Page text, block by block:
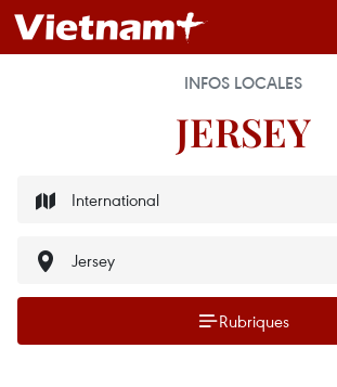
INFOS LOCALES
JERSEY
Rubriques